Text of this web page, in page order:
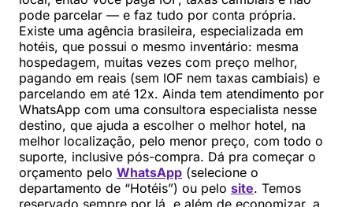
pode parcelar — e faz tudo por conta própria.
Existe uma agência brasileira, especializada em
hotéis, que possui o mesmo inventário: mesma
hospedagem, muitas vezes com preço melhor,
pagando em reais (sem IOF nem taxas cambiais) e
parcelando em até 12x. Ainda tem atendimento por
WhatsApp com uma consultora especialista nesse
destino, que ajuda a escolher o melhor hotel, na
melhor localização, pelo menor preço, com todo o
suporte, inclusive pós-compra. Dá pra começar o
orçamento pelo WhatsApp (selecione o
departamento de “Hotéis”) ou pelo site. Temos